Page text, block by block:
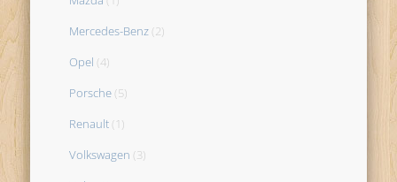
Mercedes-Benz (2)
Opel (4)
Porsche (5)
Renault (1)
Volkswagen (3)